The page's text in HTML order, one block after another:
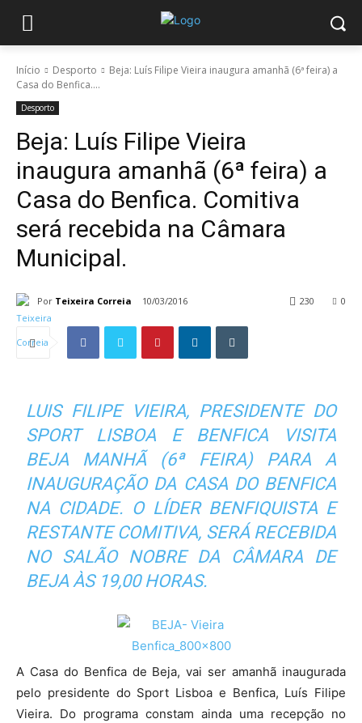
Início Desporto
Beja: Luís Filipe Vieira inaugura amanhã (6ª feira) a
Casa do Benfica....
Desporto
Beja: Luís Filipe Vieira
inaugura amanhã (6ª feira) a
Casa do Benfica. Comitiva
será recebida na Câmara
Municipal.
Por Teixeira Correia 10/03/2016 0
230
LUIS FILIPE VIEIRA, PRESIDENTE DO
SPORT LISBOA E BENFICA VISITA
BEJA MANHÃ (6ª FEIRA) PARA A
INAUGURAÇÃO DA CASA DO BENFICA
NA CIDADE. O LÍDER BENFIQUISTA E
RESTANTE COMITIVA, SERÁ RECEBIDA
NO SALÃO NOBRE DA CÂMARA DE
BEJA ÀS 19,00 HORAS.
A Casa do Benfica de Beja, vai ser amanhã inaugurada
pelo presidente do Sport Lisboa e Benfica, Luís Filipe
Vieira. Do programa constam ainda uma recepção no